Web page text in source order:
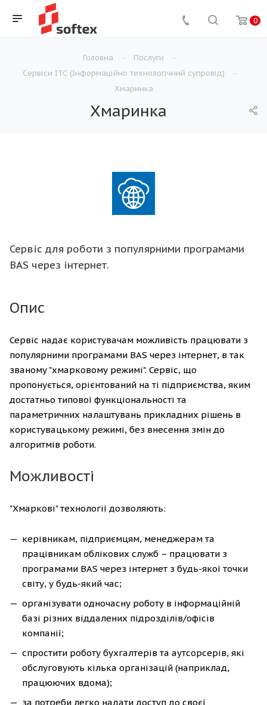
0
Головна
Послуги
Сервіси ІТС (Інформаційно технологічний супровід)
Хмаринка
Хмаринка
Сервіс для роботи з популярними програмами
BAS через інтернет.
Опис
Сервіс надає користувачам можливість працювати з
популярними програмами BAS через інтернет, в так
званому "хмарковому режимі". Сервіс, що
пропонується, орієнтований на ті підприємства, яким
достатньо типової функціональності та
параметричних налаштувань прикладних рішень в
користувацькому режимі, без внесення змін до
алгоритмів роботи.
Можливості
"Хмаркові" технології дозволяють:
керівникам, підприємцям, менеджерам та
працівникам облікових служб – працювати з
програмами BAS через інтернет з будь-якої точки
світу, у будь-який час;
організувати одночасну роботу в інформаційній
базі різних віддалених підрозділів/офісів
компанії;
спростити роботу бухгалтерів та аутсорсерів, які
обслуговують кілька організацій (наприклад,
працюючих вдома);
за потреби легко надати доступ до своєї